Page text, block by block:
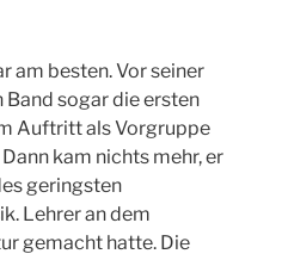
am besten. Vor seiner
sogar die ersten
Auftritt als Vorgruppe
kam nichts mehr, er
geringsten
Lehrer an dem
gemacht hatte. Die